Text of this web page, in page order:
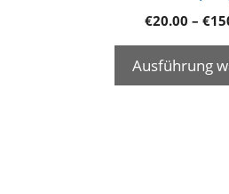
€20.00 – €
Ausführung